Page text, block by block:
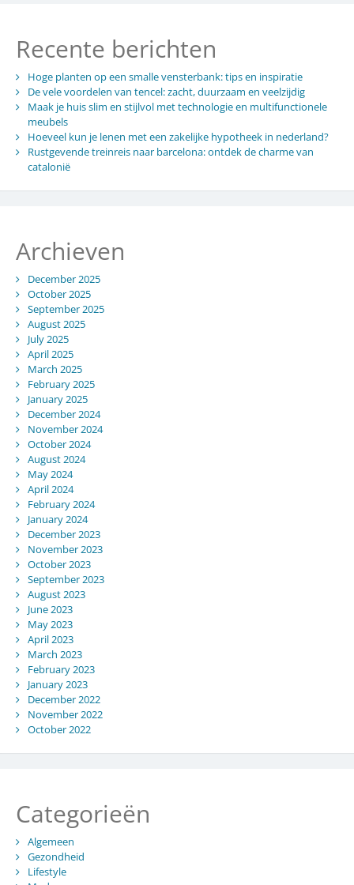
Recente berichten
Hoge planten op een smalle vensterbank: tips en inspiratie
De vele voordelen van tencel: zacht, duurzaam en veelzijdig
Maak je huis slim en stijlvol met technologie en multifunctionele
meubels
Hoeveel kun je lenen met een zakelijke hypotheek in nederland?
Rustgevende treinreis naar barcelona: ontdek de charme van
catalonië
Archieven
December 2025
October 2025
September 2025
August 2025
July 2025
April 2025
March 2025
February 2025
January 2025
December 2024
November 2024
October 2024
August 2024
May 2024
April 2024
February 2024
January 2024
December 2023
November 2023
October 2023
September 2023
August 2023
June 2023
May 2023
April 2023
March 2023
February 2023
January 2023
December 2022
November 2022
October 2022
Categorieën
Algemeen
Gezondheid
Lifestyle